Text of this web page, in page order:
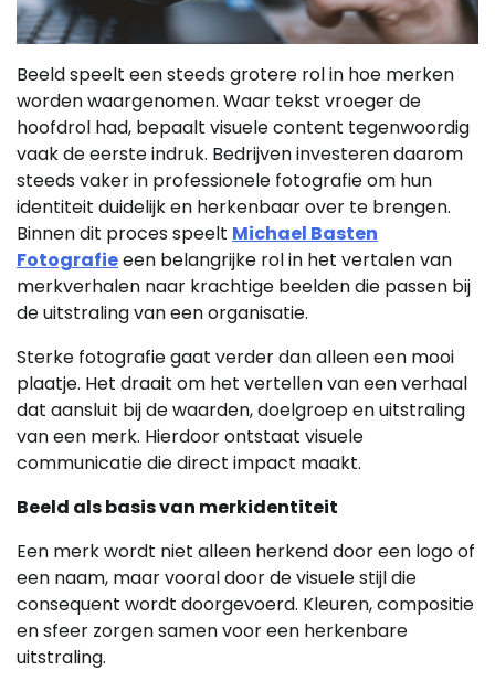
Beeld speelt een steeds grotere rol in hoe merken
worden waargenomen. Waar tekst vroeger de
hoofdrol had, bepaalt visuele content tegenwoordig
vaak de eerste indruk. Bedrijven investeren daarom
steeds vaker in professionele fotografie om hun
identiteit duidelijk en herkenbaar over te brengen.
Binnen dit proces speelt Michael Basten
Fotografieeen belangrijke rol in het vertalen van
merkverhalen naar krachtige beelden die passen bij
de uitstraling van een organisatie.
Sterke fotografie gaat verder dan alleen een mooi
plaatje. Het draait om het vertellen van een verhaal
dat aansluit bij de waarden, doelgroep en uitstraling
van een merk. Hierdoor ontstaat visuele
communicatie die direct impact maakt.
Beeld als basis van merkidentiteit
Een merk wordt niet alleen herkend door een logo of
een naam, maar vooral door de visuele stijl die
consequent wordt doorgevoerd. Kleuren, compositie
en sfeer zorgen samen voor een herkenbare
uitstraling.